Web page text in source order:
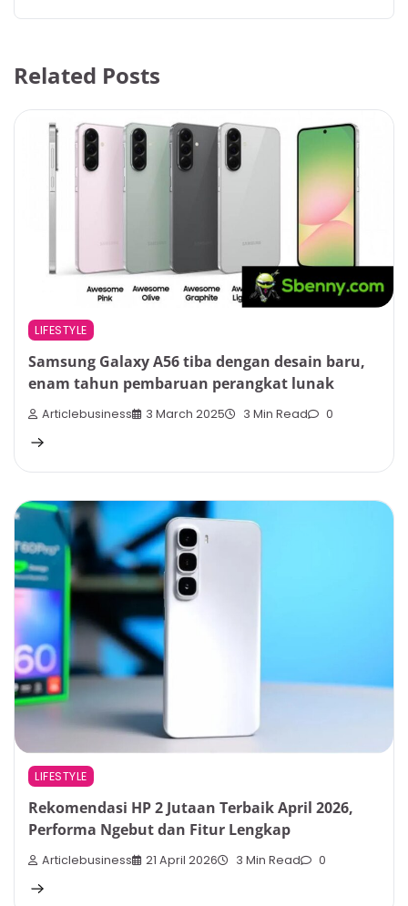
Related Posts
LIFESTYLE
Samsung Galaxy A56 tiba dengan desain baru,
enam tahun pembaruan perangkat lunak
Articlebusiness 3 March 2025 3 Min Read 0
LIFESTYLE
Rekomendasi HP 2 Jutaan Terbaik April 2026,
Performa Ngebut dan Fitur Lengkap
Articlebusiness 21 April 2026 3 Min Read 0